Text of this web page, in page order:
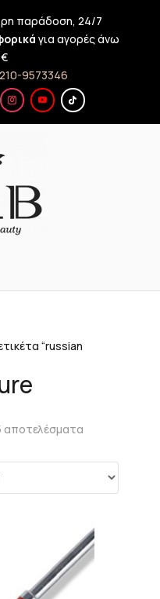
παράδοση, 24/7
για αγορές άνω
210-9573346
“russian
αποτελέσματα